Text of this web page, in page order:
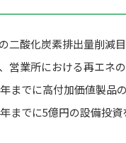
二酸化炭素排出量削減
営業所における再エネ
までに高付加価値製品
までに5億円の設備投